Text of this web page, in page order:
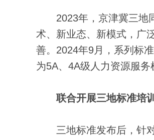
2023年，京津冀三地同
术、新业态、新模式，广
善。2024年9月，系列标
为5A、4A级人力资源服务
联合开展三地标准培训
三地标准发布后，针对